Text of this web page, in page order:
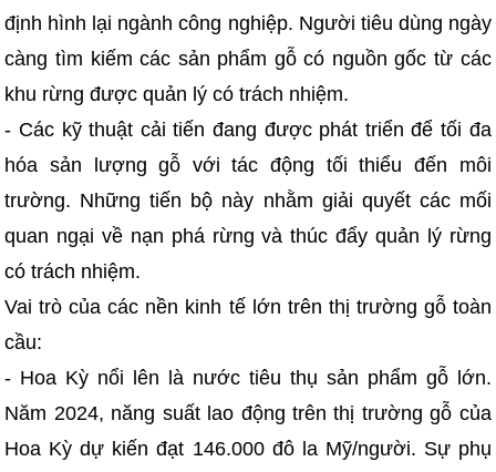
định hình lại ngành công nghiệp. Người tiêu dùng ngày
càng tìm kiếm các sản phẩm gỗ có nguồn gốc từ các
khu rừng được quản lý có trách nhiệm.
- Các kỹ thuật cải tiến đang được phát triển để tối đa
hóa sản lượng gỗ với tác động tối thiểu đến môi
trường. Những tiến bộ này nhằm giải quyết các mối
quan ngại về nạn phá rừng và thúc đẩy quản lý rừng
có trách nhiệm.
Vai trò của các nền kinh tế lớn trên thị trường gỗ toàn
cầu:
- Hoa Kỳ nổi lên là nước tiêu thụ sản phẩm gỗ lớn.
Năm 2024, năng suất lao động trên thị trường gỗ của
Hoa Kỳ dự kiến đạt 146.000 đô la Mỹ/người. Sự phụ